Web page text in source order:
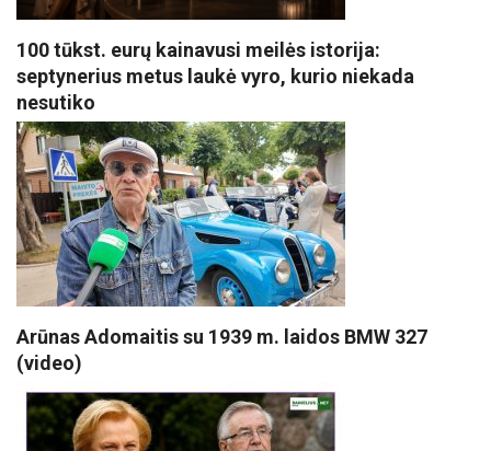
100 tūkst. eurų kainavusi meilės istorija:
septynerius metus laukė vyro, kurio niekada
nesutiko
Arūnas Adomaitis su 1939 m. laidos BMW 327
(video)